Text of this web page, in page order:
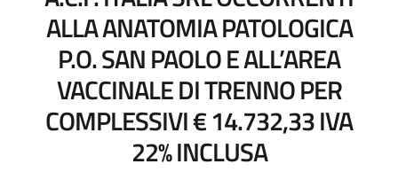
ALLA ANATOMIA PATOLOGICA
P.O. SAN PAOLO E ALL’AREA
VACCINALE DI TRENNO PER
COMPLESSIVI € 14.732,33 IVA
22% INCLUSA